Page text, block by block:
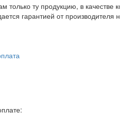
только ту продукцию, в качестве
гарантией от производителя